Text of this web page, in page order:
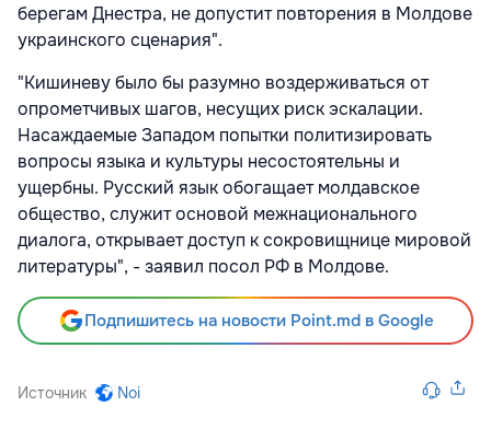
берегам Днестра, не допустит повторения в Молдове
украинского сценария".
"Кишиневу было бы разумно воздерживаться от
опрометчивых шагов, несущих риск эскалации.
Насаждаемые Западом попытки политизировать
вопросы языка и культуры несостоятельны и
ущербны. Русский язык обогащает молдавское
общество, служит основой межнационального
диалога, открывает доступ к сокровищнице мировой
литературы", - заявил посол РФ в Молдове.
Подпишитесь на новости Point.md в Google
Источник Noi